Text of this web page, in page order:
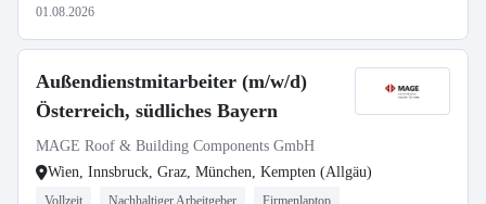
01.08.2026
Außendienstmitarbeiter (m/w/d)
Österreich, südliches Bayern
MAGE Roof & Building Components GmbH
Wien, Innsbruck, Graz, München, Kempten (Allgäu)
Vollzeit Nachhaltiger Arbeitgeber Firmenlaptop